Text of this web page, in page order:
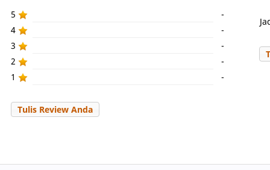
5
-
4
-
3
-
2
-
1
-
Tulis Review Anda